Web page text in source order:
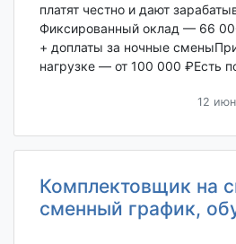
платят честно и дают
Фиксированный оклад — 66
+ доплаты за ночные
нагрузке — от 100 000 ₽Есть
12
Комплектовщик на
сменный график,